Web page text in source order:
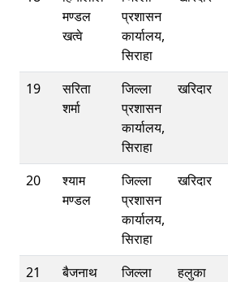
मण्डल
खत्वे
प्रशासन
कार्यालय,
सिराहा
19
सरिता
शर्मा
जिल्ला
प्रशासन
कार्यालय,
सिराहा
खरिदार
20
श्याम
मण्डल
जिल्ला
प्रशासन
कार्यालय,
सिराहा
खरिदार
21
बैजनाथ
जिल्ला
हलुका